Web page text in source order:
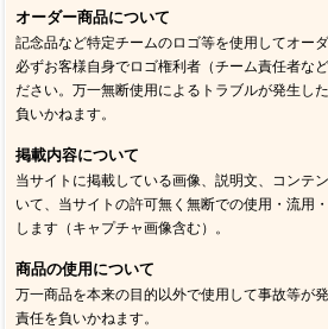
オーダー商品について
記念品など特定チームのロゴ等を使用してオー
必ずお客様自身でロゴ権利者（チーム責任者な
ださい。万一無断使用によるトラブルが発生し
負いかねます。
掲載内容について
当サイトに掲載している画像、説明文、コンテ
いて、当サイトの許可無く無断での使用・流用
します（キャプチャ画像含む）。
商品の使用について
万一商品を本来の目的以外で使用して事故等が
責任を負いかねます。